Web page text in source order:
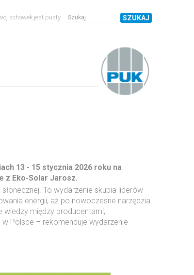
SZUKAJ
schowek jest pusty
13 - 15 stycznia 2026 roku na
z Eko-Solar Jarosz.
To wydarzenie skupia liderów
energii, aż po nowoczesne narzędzia
między producentami,
Polsce – rekomenduje wydarzenie